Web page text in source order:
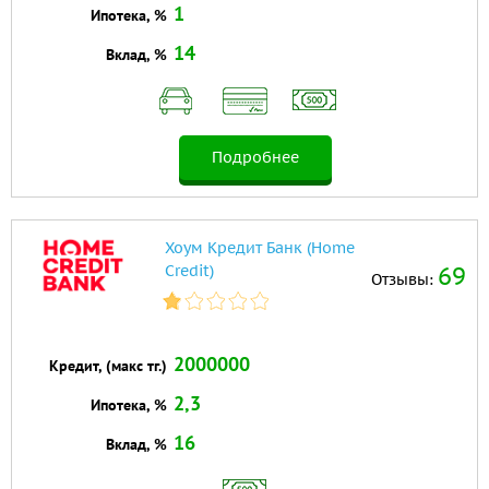
Подробнее
Ипотека, % 1
Вклад, % 14
Хоум Кредит Банк (Home
Credit)
Отзывы: 69
Кредит, (макс тг.) 2000000
Ипотека, % 2,3
Вклад, % 16